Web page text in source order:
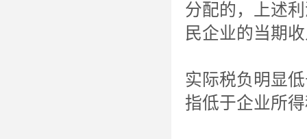
分配的，上述
民企业的当期
实际税负明显
指低于企业所